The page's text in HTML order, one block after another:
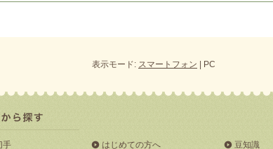
表示モード: スマートフォン | PC
手 はじめての方へ 豆知識